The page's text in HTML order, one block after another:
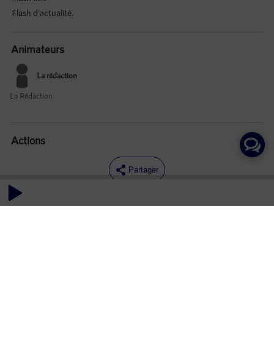
Flash d'actualité.
Animateurs
La rédaction
La Rédaction
Actions
Partager
Commentaires